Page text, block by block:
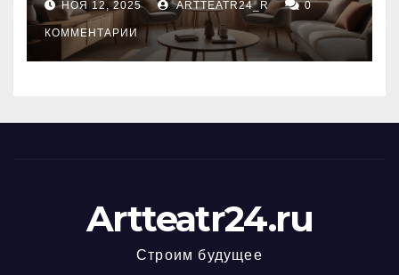
НОЯ 12, 2025 ARTTEATR24_R 0
КОММЕНТАРИИ
Artteatr24.ru
Строим будущее